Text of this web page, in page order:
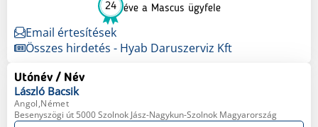
24 éve a Mascus ügyfele
Email értesítések
Összes hirdetés - Hyab Daruszerviz Kft
Utónév / Név
László Bacsik
Angol,Német
Besenyszögi út 5000 Szolnok Jász-Nagykun-Szolnok Magyarország